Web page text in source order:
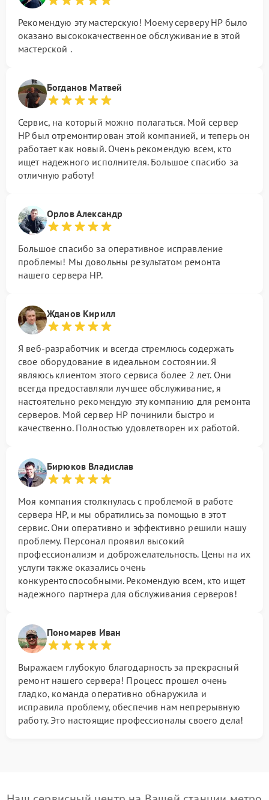
Рекомендую эту мастерскую! Моему серверу HP было
оказано высококачественное обслуживание в этой
мастерской .
Богданов Матвей
Сервис, на который можно полагаться. Мой сервер
HP был отремонтирован этой компанией, и теперь он
работает как новый. Очень рекомендую всем, кто
ищет надежного исполнителя. Большое спасибо за
отличную работу!
Орлов Александр
Большое спасибо за оперативное исправление
проблемы! Мы довольны результатом ремонта
нашего сервера HP.
Жданов Кирилл
Я веб-разработчик и всегда стремлюсь содержать
свое оборудование в идеальном состоянии. Я
являюсь клиентом этого сервиса более 2 лет. Они
всегда предоставляли лучшее обслуживание, я
настоятельно рекомендую эту компанию для ремонта
серверов. Мой сервер HP починили быстро и
качественно. Полностью удовлетворен их работой.
Бирюков Владислав
Моя компания столкнулась с проблемой в работе
сервера HP, и мы обратились за помощью в этот
сервис. Они оперативно и эффективно решили нашу
проблему. Персонал проявил высокий
профессионализм и доброжелательность. Цены на их
услуги также оказались очень
конкурентоспособными. Рекомендую всем, кто ищет
надежного партнера для обслуживания серверов!
Пономарев Иван
Выражаем глубокую благодарность за прекрасный
ремонт нашего сервера! Процесс прошел очень
гладко, команда оперативно обнаружила и
исправила проблему, обеспечив нам непрерывную
работу. Это настоящие профессионалы своего дела!